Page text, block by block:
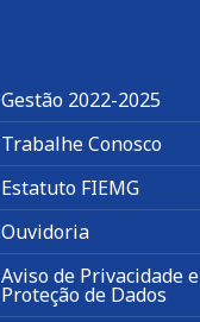
Gestão 2022-2025
Trabalhe Conosco
Estatuto FIEMG
Ouvidoria
Aviso de Privacidade e
Proteção de Dados